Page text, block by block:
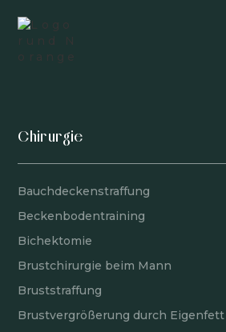
Chirurgie
Bauchdeckenstraffung
Beckenbodentraining
Bichektomie
Brustchirurgie beim Mann
Bruststraffung
Brustvergrößerung durch Eigenfett